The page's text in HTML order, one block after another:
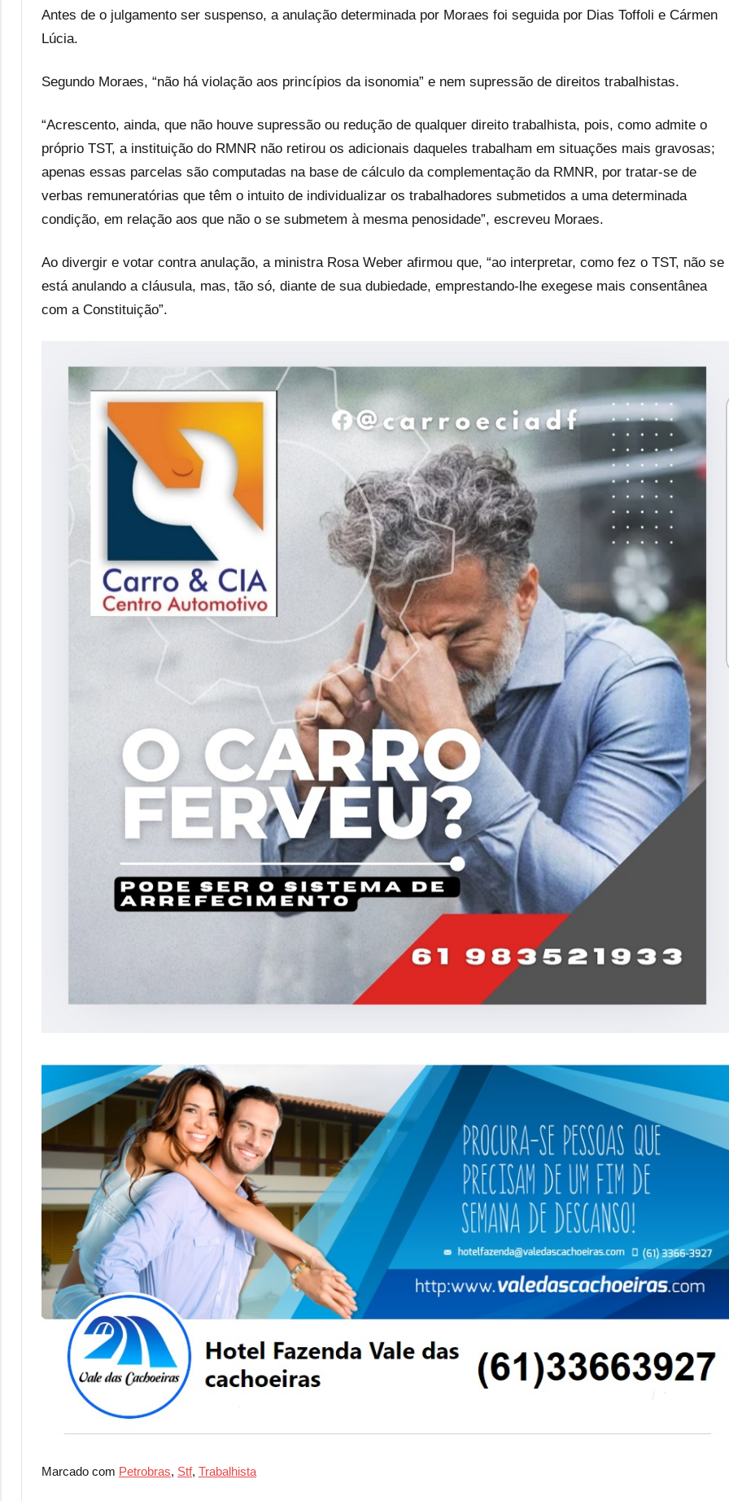
Antes de o julgamento ser suspenso, a anulação determinada por Moraes foi seguida por Dias Toffoli e Cármen
Lúcia.
Segundo Moraes, “não há violação aos princípios da isonomia” e nem supressão de direitos trabalhistas.
“Acrescento, ainda, que não houve supressão ou redução de qualquer direito trabalhista, pois, como admite o
próprio TST, a instituição do RMNR não retirou os adicionais daqueles trabalham em situações mais gravosas;
apenas essas parcelas são computadas na base de cálculo da complementação da RMNR, por tratar-se de
verbas remuneratórias que têm o intuito de individualizar os trabalhadores submetidos a uma determinada
condição, em relação aos que não o se submetem à mesma penosidade”, escreveu Moraes.
Ao divergir e votar contra anulação, a ministra Rosa Weber afirmou que, “ao interpretar, como fez o TST, não se
está anulando a cláusula, mas, tão só, diante de sua dubiedade, emprestando-lhe exegese mais consentânea
com a Constituição”.
Marcado com Petrobras, Stf, Trabalhista